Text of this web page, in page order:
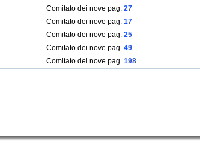
Comitato dei nove pag. 27
Comitato dei nove pag. 17
Comitato dei nove pag. 25
Comitato dei nove pag. 49
Comitato dei nove pag. 198